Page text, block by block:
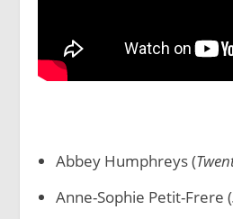
Abbey Humphreys (
Anne-Sophie Petit-Frere (